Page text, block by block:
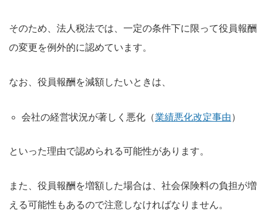
そのため、法人税法では、一定の条件下に限って役員報酬
の変更を例外的に認めています。
なお、役員報酬を減額したいときは、
会社の経営状況が著しく悪化（業績悪化改定事由）
といった理由で認められる可能性があります。
また、役員報酬を増額した場合は、社会保険料の負担が増
える可能性もあるので注意しなければなりません。